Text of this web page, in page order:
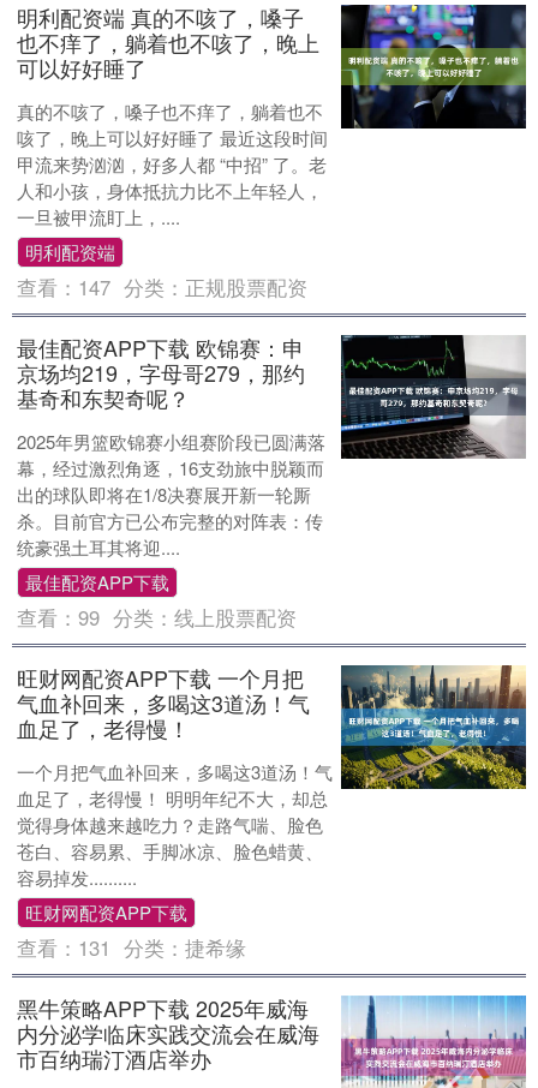
明利配资端 真的不咳了，嗓子
也不痒了，躺着也不咳了，晚上
可以好好睡了
真的不咳了，嗓子也不痒了，躺着也不
咳了，晚上可以好好睡了 最近这段时间
甲流来势汹汹，好多人都 “中招” 了。老
人和小孩，身体抵抗力比不上年轻人，
一旦被甲流盯上，....
明利配资端
查看： 147 分类： 正规股票配资
最佳配资APP下载 欧锦赛：申
京场均219，字母哥279，那约
基奇和东契奇呢？
2025年男篮欧锦赛小组赛阶段已圆满落
幕，经过激烈角逐，16支劲旅中脱颖而
出的球队即将在1/8决赛展开新一轮厮
杀。目前官方已公布完整的对阵表：传
统豪强土耳其将迎....
最佳配资APP下载
查看：99 分类：线上股票配资
旺财网配资APP下载 一个月把
气血补回来，多喝这3道汤！气
血足了，老得慢！
一个月把气血补回来，多喝这3道汤！气
血足了，老得慢！ 明明年纪不大，却总
觉得身体越来越吃力？走路气喘、脸色
苍白、容易累、手脚冰凉、脸色蜡黄、
容易掉发..........
旺财网配资APP下载
查看： 131 分类：捷希缘
黑牛策略APP下载 2025年威海
内分泌学临床实践交流会在威海
市百纳瑞汀酒店举办